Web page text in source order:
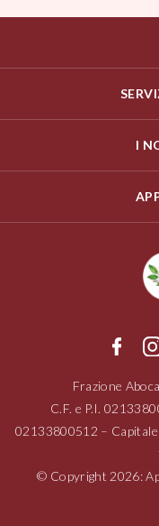
I
Frazione Aboca
C.F. e P.I.
02133800512 –
© Copyright 2026: